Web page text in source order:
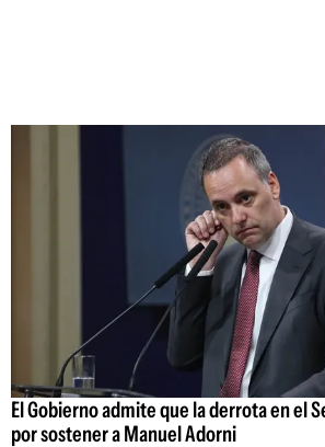
El Gobierno admite que la derrota en el
por sostener a Manuel Adorni